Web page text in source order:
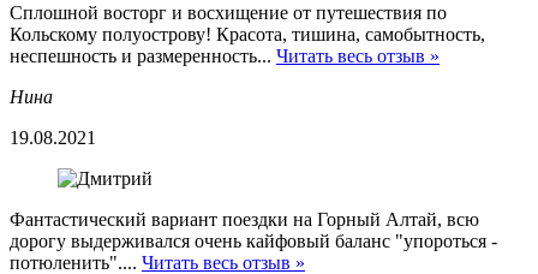
Сплошной восторг и восхищение от путешествия по
Кольскому полуострову! Красота, тишина, самобытность,
неспешность и размеренность... Читать весь отзыв »
Нина
19.08.2021
Фантастический вариант поездки на Горный Алтай, всю
дорогу выдерживался очень кайфовый баланс "упороться -
потюленить".... Читать весь отзыв »